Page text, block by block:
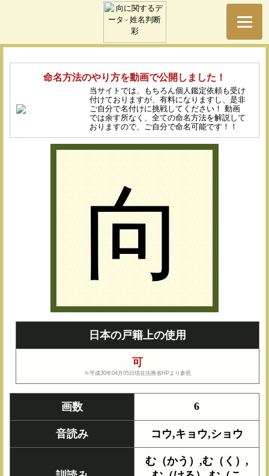
命名方法のやり方を動画で公開しました！
当サイトでは、もちろん個人鑑定依頼も受け
付けておりますが、有料になりますし、是非
ご自分で名付けに挑戦してください！ 動画
では余す所なく、全ての命名方法を解説して
おりますので、ご自分で命名可能です！！
向
日本の戸籍上の使用
可
※平成30年04月05日現在法務省HPより参照
画数 6
音読み コウ,キョウ,ショウ
む（かう）,む（く）,